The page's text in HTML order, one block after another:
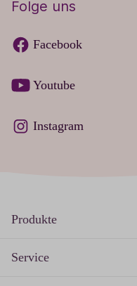
Folge uns
Facebook
Youtube
Instagram
Produkte
Service